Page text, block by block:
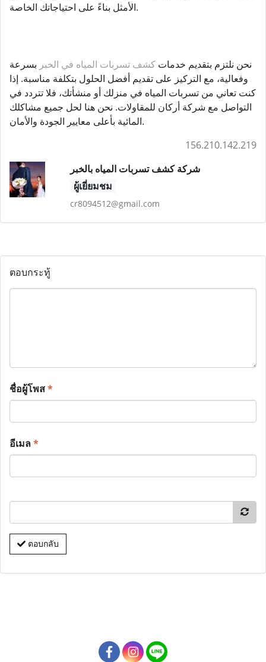
الأمثل بناءً على احتياجاتك الخاصة.
نحن نلتزم بتقديم خدمات كشف تسربات المياه في الخبر بسرعة
وفعالية، مع التركيز على تقديم أفضل الحلول بتكلفة مناسبة. إذا
كنت تعاني من تسربات المياه في منزلك أو منشأتك، فلا تتردد في
التواصل مع شركة أركان للمقاولات. نحن هنا لحل جميع مشاكلك
المائية بأعلى معايير الجودة والأمان.
156.210.142.219
شركة كشف تسربات المياه بالخبر
ผู้เยี่ยมชม
cr8094512@gmail.com
ตอบกระทู้
ชื่อผู้โพส*
อีเมล*
ตอบกลับ